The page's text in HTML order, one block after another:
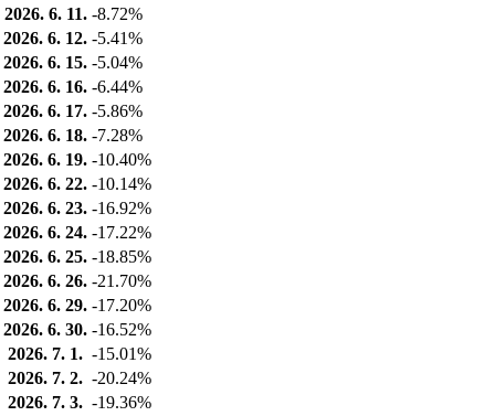
2026. 6. 11. -8.72%
2026. 6. 12. -5.41%
2026. 6. 15. -5.04%
2026. 6. 16. -6.44%
2026. 6. 17. -5.86%
2026. 6. 18. -7.28%
2026. 6. 19. -10.40%
2026. 6. 22. -10.14%
2026. 6. 23. -16.92%
2026. 6. 24. -17.22%
2026. 6. 25. -18.85%
2026. 6. 26. -21.70%
2026. 6. 29. -17.20%
2026. 6. 30. -16.52%
2026. 7. 1. -15.01%
2026. 7. 2. -20.24%
2026. 7. 3. -19.36%